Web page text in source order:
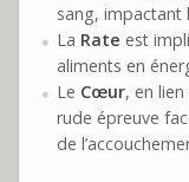
sang, impactant
La Rate est
aliments en
Le Cœur, en
rude épreuve
de